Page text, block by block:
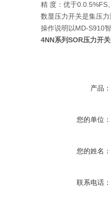
精 度：优于0.0.5%FS
数显压力开关是集压
操作说明以MD-S910
4NN系列SOR压力开
产品：
您的单位：
您的姓名：
联系电话：